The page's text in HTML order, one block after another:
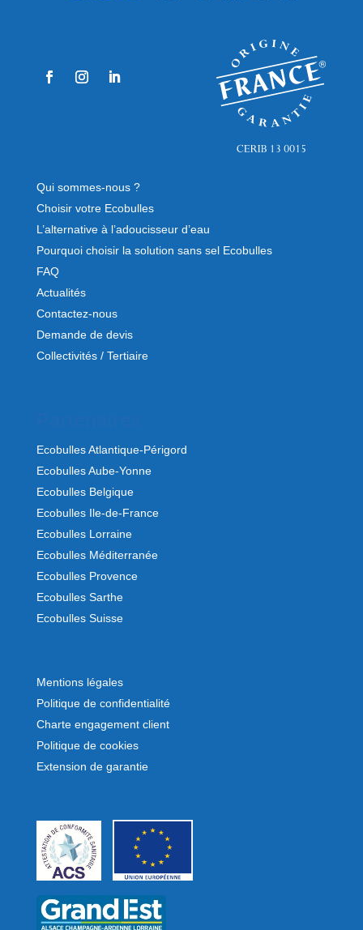
Qui sommes-nous ?
Choisir votre Ecobulles
L’alternative à l’adoucisseur d’eau
Pourquoi choisir la solution sans sel Ecobulles
FAQ
Actualités
Contactez-nous
Demande de devis
Collectivités / Tertiaire
Ecobulles Atlantique-Périgord
Ecobulles Aube-Yonne
Ecobulles Belgique
Ecobulles Ile-de-France
Ecobulles Lorraine
Ecobulles Méditerranée
Ecobulles Provence
Ecobulles Sarthe
Ecobulles Suisse
Mentions légales
Politique de confidentialité
Charte engagement client
Politique de cookies
Extension de garantie